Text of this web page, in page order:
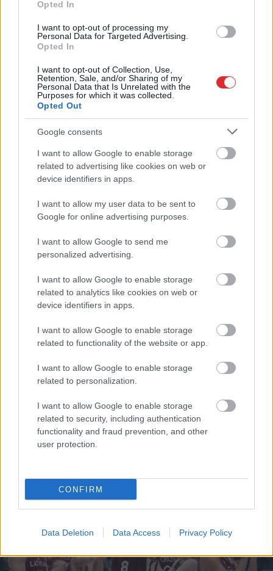
Opted In
I want to opt-out of processing my
Personal Data for Targeted Advertising.
Opted In
I want to opt-out of Collection, Use,
Retention, Sale, and/or Sharing of my
Personal Data that Is Unrelated with the
Purposes for which it was collected.
Opted Out
Google consents
I want to allow Google to enable storage
related to advertising like cookies on web or
device identifiers in apps.
I want to allow my user data to be sent to
Google for online advertising purposes.
I want to allow Google to send me
personalized advertising.
I want to allow Google to enable storage
related to analytics like cookies on web or
device identifiers in apps.
I want to allow Google to enable storage
related to functionality of the website or app.
I want to allow Google to enable storage
related to personalization.
I want to allow Google to enable storage
related to security, including authentication
functionality and fraud prevention, and other
user protection.
CONFIRM
Data Deletion Data Access Privacy Policy
Cilvēkusaizrāvis ātrs IQ
tests: tas liks izkustināt
smadzenes, lai pārbaudītu
tavu erudīciju
FOTO.“Dziļi sirdī esmu
neredzētas fotogrāfijas
un aizkustinošas
pārdomas par savu
Raimonda Paula
mūzika! Pie klavierēm –
Māris Grigalis
Atcelt Ziņot